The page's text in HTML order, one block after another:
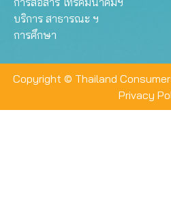
บริการ สาธารณะ ฯ
การศึกษา
Copyright © Thailand
Privacy